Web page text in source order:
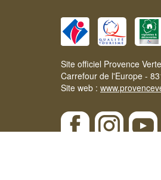
Site officiel Provence
Carrefour de l'Europe -
Site web :